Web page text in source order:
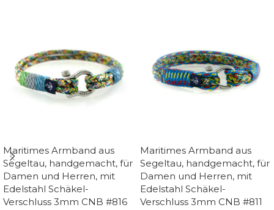
Maritimes Armband aus
Segeltau, handgemacht, für
Damen und Herren, mit
Edelstahl Schäkel-
Verschluss 3mm CNB #816
Maritimes Armband aus
Segeltau, handgemacht, für
Damen und Herren, mit
Edelstahl Schäkel-
Verschluss 3mm CNB #811